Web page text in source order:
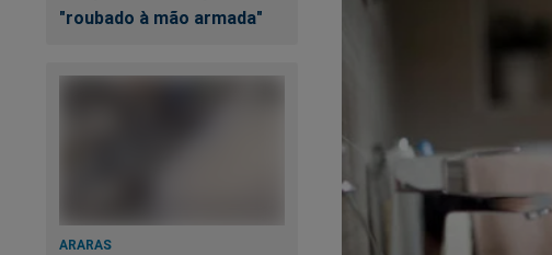
"roubado à mão armada"
ARARAS